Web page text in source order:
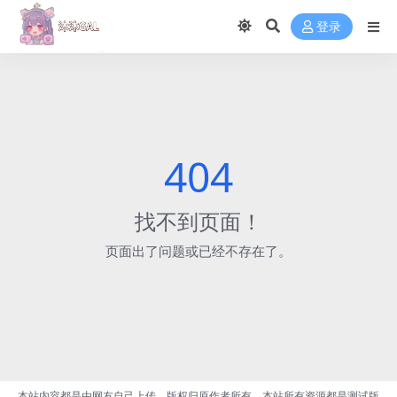
登录
404
找不到页面！
页面出了问题或已经不存在了。